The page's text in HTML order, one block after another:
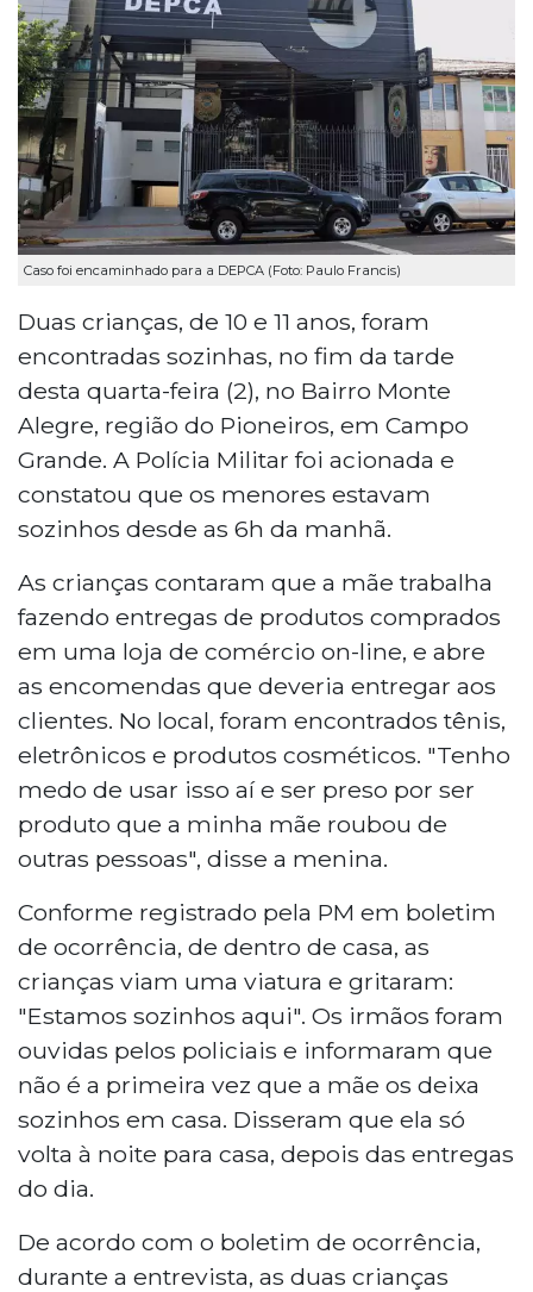
Caso foi encaminhado para a DEPCA (Foto: Paulo Francis)
Duas crianças, de 10 e 11 anos, foram
encontradas sozinhas, no fim da tarde
desta quarta-feira (2), no Bairro Monte
Alegre, região do Pioneiros, em Campo
Grande. A Polícia Militar foi acionada e
constatou que os menores estavam
sozinhos desde as 6h da manhã.
As crianças contaram que a mãe trabalha
fazendo entregas de produtos comprados
em uma loja de comércio on-line, e abre
as encomendas que deveria entregar aos
clientes. No local, foram encontrados tênis,
eletrônicos e produtos cosméticos. "Tenho
medo de usar isso aí e ser preso por ser
produto que a minha mãe roubou de
outras pessoas", disse a menina.
Conforme registrado pela PM em boletim
de ocorrência, de dentro de casa, as
crianças viam uma viatura e gritaram:
"Estamos sozinhos aqui". Os irmãos foram
ouvidas pelos policiais e informaram que
não é a primeira vez que a mãe os deixa
sozinhos em casa. Disseram que ela só
volta à noite para casa, depois das entregas
do dia.
De acordo com o boletim de ocorrência,
durante a entrevista, as duas crianças